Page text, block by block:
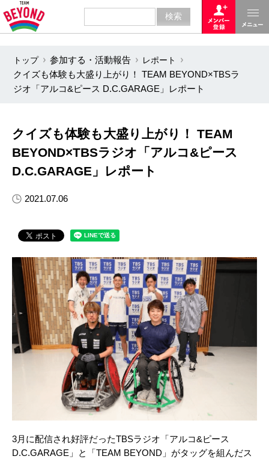
トップ 参加する・活動報告
レポート
クイズも体験も大盛り上がり！ TEAM BEYOND×TBSラ
ジオ「アルコ&ピース D.C.GARAGE」レポート
クイズも体験も大盛り上がり！ TEAM
BEYOND×TBSラジオ「アルコ&ピース
D.C.GARAGE」レポート
2021.07.06
3月に配信され好評だったTBSラジオ「アルコ&ピース
D.C.GARAGE」と「TEAM BEYOND」がタッグを組んだス